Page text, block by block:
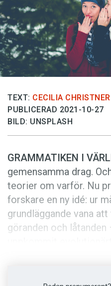
Bokrecensioner
Kviss
Podden
Anmäl till språkpolisen
Annonsera
Prenumerera
Press
TEXT: CECILIA
PUBLICERAD 2021-10-27
BILD: UNSPLASH
GRAMMATIKEN I
gemensamma drag.
teorier om varför. Nu
forskare en ny idé: ur
grundläggande vana
göranden och